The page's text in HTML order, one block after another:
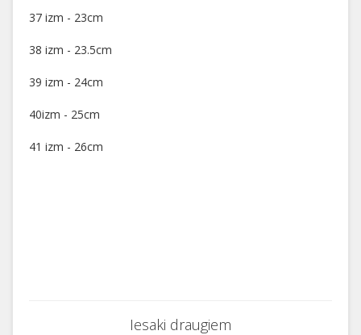
37 izm - 23cm
38 izm - 23.5cm
39 izm - 24cm
40izm - 25cm
41 izm - 26cm
Iesaki draugiem